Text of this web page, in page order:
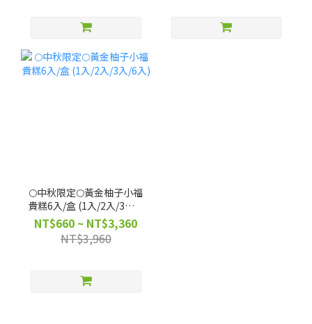
🌕中秋限定🌕黃金柚子小福
貴糕6入/盒 (1入/2入/3入/6
入)
NT$660 ~ NT$3,360
NT$3,960